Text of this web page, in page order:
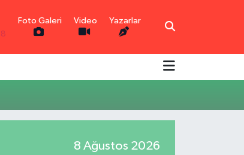
Foto Galeri Video Yazarlar
8 Ağustos 2026